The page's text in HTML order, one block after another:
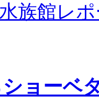
族館レ
ョーベ